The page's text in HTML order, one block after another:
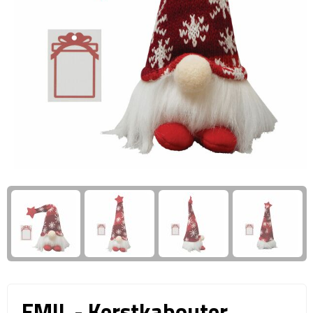
Documententassen
Laptophoezen & -tassen
Reistassen & Trolleys
Reistassen
Trolleys
Wellness Giftsets